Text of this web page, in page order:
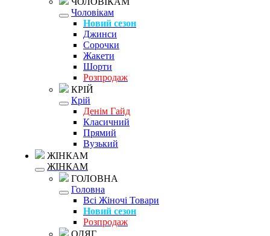
Чоловікам
Новий сезон
Джинси
Сорочки
Жакети
Шорти
Розпродаж
КРІЙ
Крій
Денім Гайд
Класичний
Прямий
Вузький
ЖІНКАМ
ЖІНКАМ
ГОЛОВНА
Головна
Всі Жіночі Товари
Новий сезон
Розпродаж
ОДЯГ